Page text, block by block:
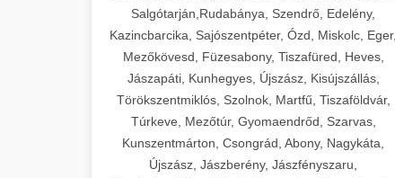
Salgótarján,Rudabánya, Szendrő, Edelény,
Kazincbarcika, Sajószentpéter, Ózd, Miskolc, Eger,
Mezőkövesd, Füzesabony, Tiszafüred, Heves,
Jászapáti, Kunhegyes, Újszász, Kisújszállás,
Törökszentmiklós, Szolnok, Martfű, Tiszaföldvár,
Túrkeve, Mezőtúr, Gyomaendrőd, Szarvas,
Kunszentmárton, Csongrád, Abony, Nagykáta,
Újszász, Jászberény, Jászfényszaru,